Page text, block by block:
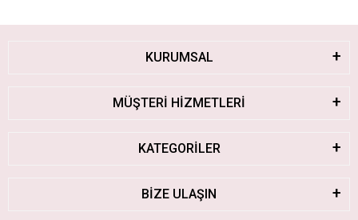
KURUMSAL
MÜŞTERİ HİZMETLERİ
KATEGORİLER
BİZE ULAŞIN